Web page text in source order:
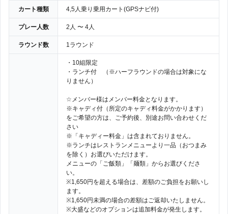
カート種類 4,5人乗り乗用カート(GPSナビ付)
プレー人数 2人 〜 4人
ラウンド数 1ラウンド
・10組限定
・ランチ付 （※ハーフラウンドの場合は対象にな
りません）
☆メンバー様はメンバー料金となります。
※キャディ付（所定のキャディ料金がかかります）
をご希望の方は、ご予約後、別途お問い合わせくだ
さい
※「キャディー料金」は含まれておりません。
※ランチはレストランメニューより一品（おつまみ
を除く）お選びいただけます。
メニューの「ご飯類」「麺類」からお選びくださ
い。
※1,650円を超える場合は、差額のご負担をお願いし
ます。
※1,650円未満の場合の差額はご返却いたしません。
※大盛などのオプションは追加料金が発生します。